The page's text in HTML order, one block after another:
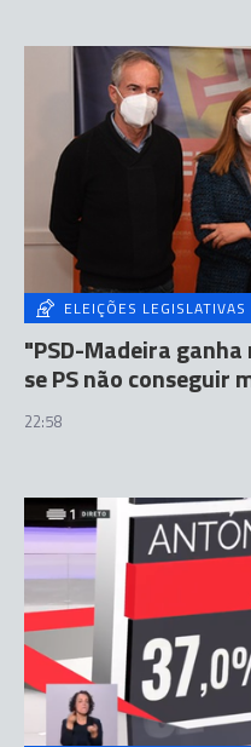
ELEIÇÕES LEGISLATIVAS
"PSD-Madeira
se PS não conseguir
22:58